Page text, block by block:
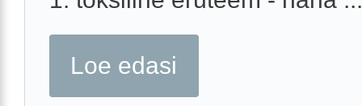
Loe edasi